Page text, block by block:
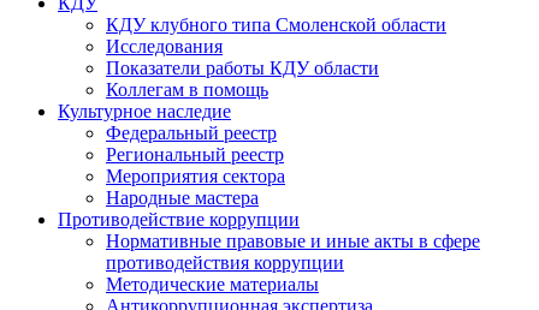
КДУ клубного типа Смоленской области
Исследования
Показатели работы КДУ области
Коллегам в помощь
Культурное наследие
Федеральный реестр
Региональный реестр
Мероприятия сектора
Народные мастера
Противодействие коррупции
Нормативные правовые и иные акты в сфере
противодействия коррупции
Методические материалы
Антикоррупционная экспертиза